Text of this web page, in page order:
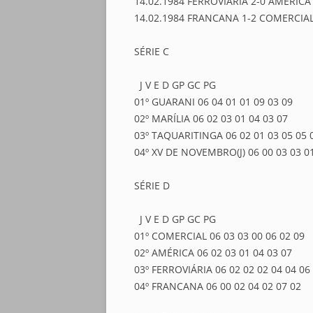
14.02.1984 FRANCANA 1-2
SÉRIE C
J V E D GP GC PG
01º GUARANI 06 04 01 01 09 03 09
02º MARÍLIA 06 02 03 01 04 03 07
03º TAQUARITINGA 06 02 01 03 05 05
04º XV DE NOVEMBRO(J) 06 00 03 03
SÉRIE D
J V E D GP GC PG
01º COMERCIAL 06 03 03 00 06 02 09
02º AMÉRICA 06 02 03 01 04 03 07
03º FERROVIÁRIA 06 02 02 02 04 04 06
04º FRANCANA 06 00 02 04 02 07 02